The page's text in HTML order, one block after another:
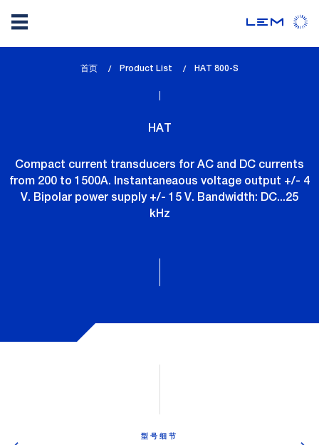
首页 Product List
lem_current_page
HAT 800-S
HAT
Compact current transducers for AC and DC currents
from 200 to 1500A. Instantaneaous voltage output +/- 4
V. Bipolar power supply +/- 15 V. Bandwidth: DC...25
kHz
型号细节